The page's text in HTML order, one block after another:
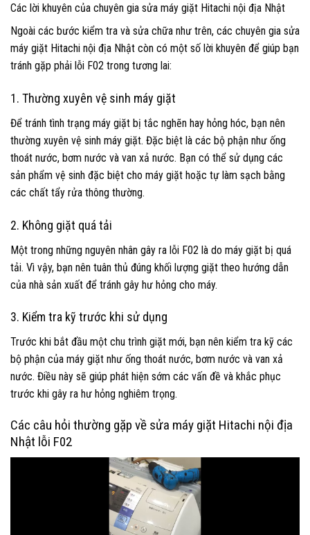
Các lời khuyên của chuyên gia sửa máy giặt Hitachi nội địa Nhật
Ngoài các bước kiểm tra và sửa chữa như trên, các chuyên gia sửa
máy giặt Hitachi nội địa Nhật còn có một số lời khuyên để giúp bạn
tránh gặp phải lỗi F02 trong tương lai:
1. Thường xuyên vệ sinh máy giặt
Để tránh tình trạng máy giặt bị tắc nghẽn hay hỏng hóc, bạn nên
thường xuyên vệ sinh máy giặt. Đặc biệt là các bộ phận như ống
thoát nước, bơm nước và van xả nước. Bạn có thể sử dụng các
sản phẩm vệ sinh đặc biệt cho máy giặt hoặc tự làm sạch bằng
các chất tẩy rửa thông thường.
2. Không giặt quá tải
Một trong những nguyên nhân gây ra lỗi F02 là do máy giặt bị quá
tải. Vì vậy, bạn nên tuân thủ đúng khối lượng giặt theo hướng dẫn
của nhà sản xuất để tránh gây hư hỏng cho máy.
3. Kiểm tra kỹ trước khi sử dụng
Trước khi bắt đầu một chu trình giặt mới, bạn nên kiểm tra kỹ các
bộ phận của máy giặt như ống thoát nước, bơm nước và van xả
nước. Điều này sẽ giúp phát hiện sớm các vấn đề và khắc phục
trước khi gây ra hư hỏng nghiêm trọng.
Các câu hỏi thường gặp về sửa máy giặt Hitachi nội địa
Nhật lỗi F02